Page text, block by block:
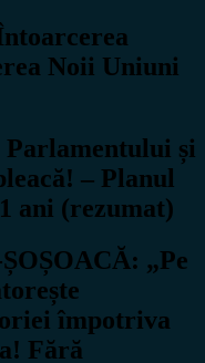
Noii Uniuni
și
– Planul
ani (rezumat)
„Pe
împotriva
Fără